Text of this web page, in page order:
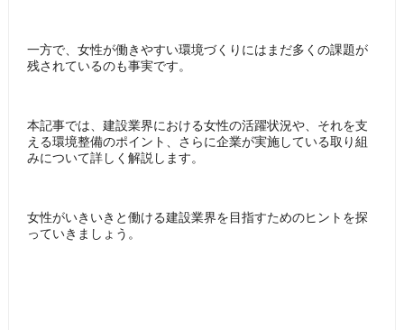
一方で、女性が働きやすい環境づくりにはまだ多くの課題が
残されているのも事実です。
本記事では、建設業界における女性の活躍状況や、それを支
える環境整備のポイント、さらに企業が実施している取り組
みについて詳しく解説します。
女性がいきいきと働ける建設業界を目指すためのヒントを探
っていきましょう。